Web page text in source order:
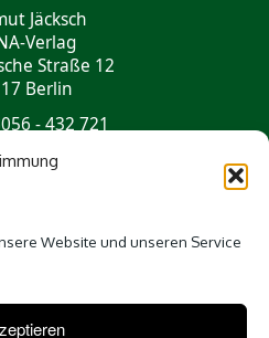
Website und unseren Service
Jäcksch
Verlag
Straße 12
Berlin
- 432 721
Media